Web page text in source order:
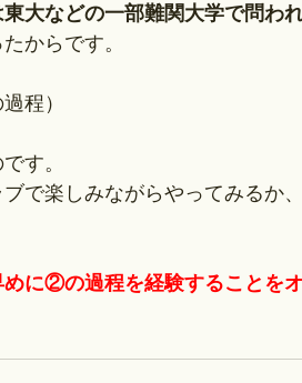
大などの一部難関大学で問わ
からです。
程）
す。
で楽しみながらやってみるか、
に②の過程を経験することを